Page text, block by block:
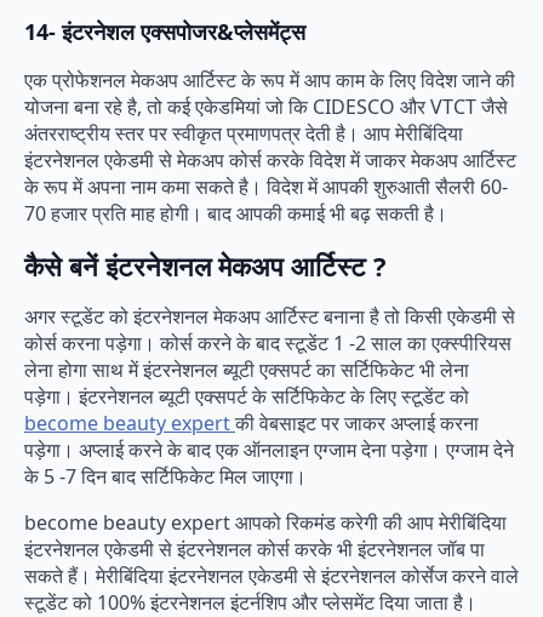
14-इंटरनेशल एक्सपोजर&प्लेसमेंट्स
एक प्रोफेशनल मेकअप आर्टिस्ट के रूप में आप काम के लिए विदेश जाने की
योजना बना रहे है, तो कई एकेडमियां जो कि CIDESCO और VTCT जैसे
अंतरराष्ट्रीय स्तर पर स्वीकृत प्रमाणपत्र देती है। आप मेरीबिंदिया
इंटरनेशनल एकेडमी से मेकअप कोर्स करके विदेश में जाकर मेकअप आर्टिस्ट
के रूप में अपना नाम कमा सकते है। विदेश में आपकी शुरुआती सैलरी 60-
70 हजार प्रति माह होगी। बाद आपकी कमाई भी बढ़ सकती है।
कैसे बनें इंटरनेशनल मेकअप आर्टिस्ट ?
अगर स्टूडेंट को इंटरनेशनल मेकअप आर्टिस्ट बनाना है तो किसी एकेडमी से
कोर्स करना पड़ेगा। कोर्स करने के बाद स्टूडेंट 1 -2 साल का एक्स्पीरियस
लेना होगा साथ में इंटरनेशनल ब्यूटी एक्सपर्ट का सर्टिफिकेट भी लेना
पड़ेगा। इंटरनेशनल ब्यूटी एक्सपर्ट के सर्टिफिकेट के लिए स्टूडेंट को
become beauty expertकी वेबसाइट पर जाकर अप्लाई करना
पड़ेगा। अप्लाई करने के बाद एक ऑनलाइन एग्जाम देना पड़ेगा। एग्जाम देने
के 5 -7 दिन बाद सर्टिफिकेट मिल जाएगा।
become beauty expert आपको रिकमंड करेगी की आप मेरीबिंदिया
इंटरनेशनल एकेडमी से इंटरनेशनल कोर्स करके भी इंटरनेशनल जॉब पा
सकते हैं। मेरीबिंदिया इंटरनेशनल एकेडमी से इंटरनेशनल कोर्सेज करने वाले
स्टूडेंट को 100% इंटरनेशनल इंटर्नशिप और प्लेसमेंट दिया जाता है।